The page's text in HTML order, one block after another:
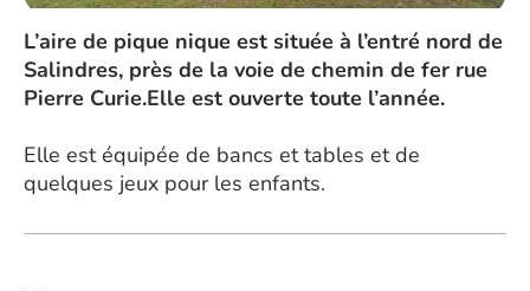
L’aire de pique nique est située à l’entré nord de
Salindres, près de la voie de chemin de fer rue
Pierre Curie.Elle est ouverte toute l’année.
Elle est équipée de bancs et tables et de
quelques jeux pour les enfants.